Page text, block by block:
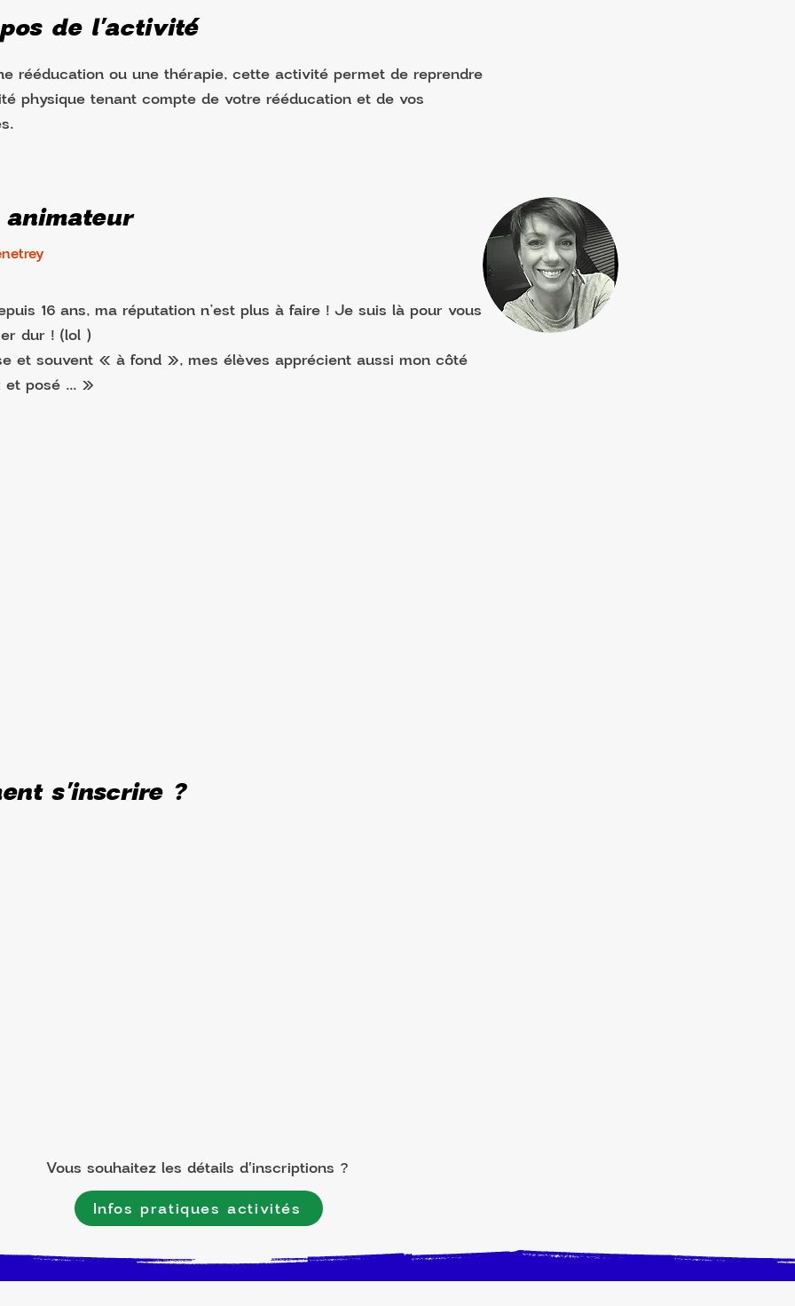
de l'activité
rééducation ou une thérapie, cette activité permet de reprendre
physique tenant compte de votre rééducation et de vos
16 ans, ma réputation n’est plus à faire ! Je suis là pour vous
dur ! (lol )
et souvent « à fond », mes élèves apprécient aussi mon côté
posé ... »
s'inscrire ?
Vous souhaitez les détails d'inscriptions ?
Infos pratiques activités